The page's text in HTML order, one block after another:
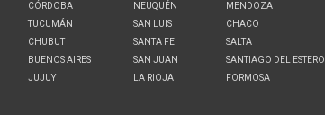
CÓRDOBA
TUCUMÁN
CHUBUT
BUENOS AIRES
JUJUY
NEUQUÉN
SAN LUIS
SANTA FE
SAN JUAN
LA RIOJA
MENDOZA
CHACO
SALTA
SANTIAGO DEL ESTERO
FORMOSA